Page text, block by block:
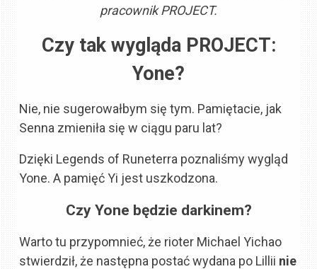
pracownik PROJECT.
Czy tak wygląda PROJECT:
Yone?
Nie, nie sugerowałbym się tym. Pamiętacie, jak
Senna zmieniła się w ciągu paru lat?
Dzięki Legends of Runeterra poznaliśmy wygląd
Yone. A pamięć Yi jest uszkodzona.
Czy Yone będzie darkinem?
Warto tu przypomnieć, że rioter Michael Yichao
stwierdził, że następna postać wydana po Lillii nie